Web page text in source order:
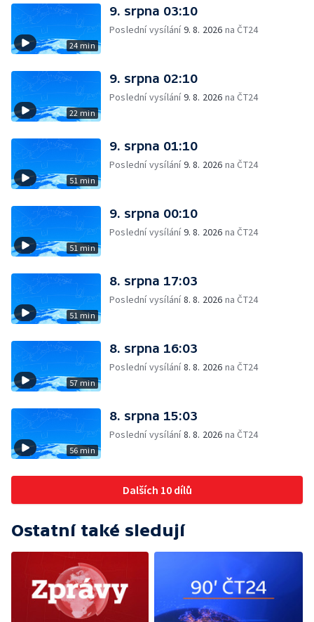
24 min
9. srpna 03:10
Poslední vysílání9. 8. 2026 na ČT24
22 min
9. srpna 02:10
Poslední vysílání9. 8. 2026 na ČT24
51 min
9. srpna 01:10
Poslední vysílání9. 8. 2026 na ČT24
51 min
9. srpna 00:10
Poslední vysílání9. 8. 2026 na ČT24
51 min
8. srpna 17:03
Poslední vysílání8. 8. 2026 na ČT24
57 min
8. srpna 16:03
Poslední vysílání8. 8. 2026 na ČT24
56 min
8. srpna 15:03
Poslední vysílání8. 8. 2026 na ČT24
Dalších 10 dílů
Ostatní také sledují